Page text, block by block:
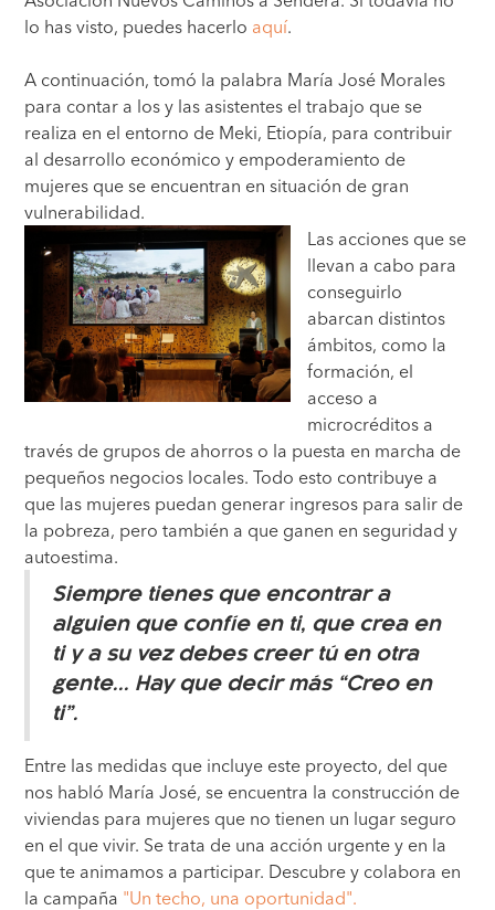
lo has visto, puedes hacerlo aquí.
A continuación, tomó la palabra María José Morales
para contar a los y las asistentes el trabajo que se
realiza en el entorno de Meki, Etiopía, para contribuir
al desarrollo económico y empoderamiento de
mujeres que se encuentran en situación de gran
vulnerabilidad.
Las acciones que se
llevan a cabo para
conseguirlo
abarcan distintos
ámbitos, como la
formación, el
acceso a
microcréditos a
través de grupos de ahorros o la puesta en marcha de
pequeños negocios locales. Todo esto contribuye a
que las mujeres puedan generar ingresos para salir de
la pobreza, pero también a que ganen en seguridad y
autoestima.
Siempre tienes que encontrar a
alguien que confíe en ti, que crea en
ti y a su vez debes creer tú en otra
gente... Hay que decir más “Creo en
ti”.
Entre las medidas que incluye este proyecto, del que
nos habló María José, se encuentra la construcción de
viviendas para mujeres que no tienen un lugar seguro
en el que vivir. Se trata de una acción urgente y en la
que te animamos a participar. Descubre y colabora en
la campaña "Un techo, una oportunidad".